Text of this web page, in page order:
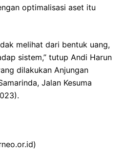
optimalisasi aset itu
melihat dari bentuk uang,
sistem,” tutup Andi Harun
dilakukan Anjungan
Jalan Kesuma